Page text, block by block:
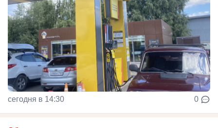
сегодня в 14:30 0